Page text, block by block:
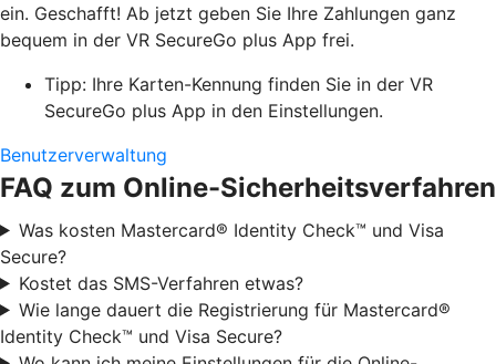
ein. Geschafft! Ab jetzt geben Sie Ihre Zahlungen ganz
bequem in der VR SecureGo plus App frei.
Tipp: Ihre Karten-Kennung finden Sie in der VR
SecureGo plus App in den Einstellungen.
Benutzerverwaltung
FAQ zum Online-Sicherheitsverfahren
Was kosten Mastercard® Identity Check™ und Visa
Secure?
Kostet das SMS-Verfahren etwas?
Wie lange dauert die Registrierung für Mastercard®
Identity Check™ und Visa Secure?